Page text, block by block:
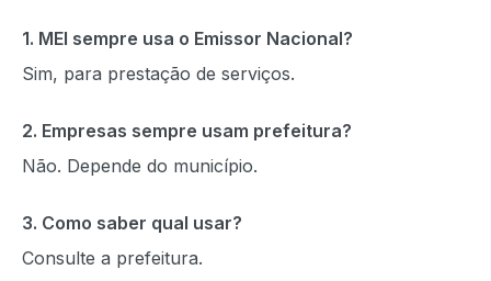
1. MEI sempre usa o Emissor Nacional?
Sim, para prestação de serviços.
2. Empresas sempre usam prefeitura?
Não. Depende do município.
3. Como saber qual usar?
Consulte a prefeitura.